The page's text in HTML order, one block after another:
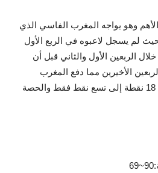
وهو يواجه المغرب الفاسي الذي
حيث لم يسجل لاعبوه في الربع الأول
الربعين الأول والثاني قبل أن
الأخيرين مما دفع المغرب
الفاسي لتقليص الفارق من 18 نقطة إلى تسع نقط فقط والحصة